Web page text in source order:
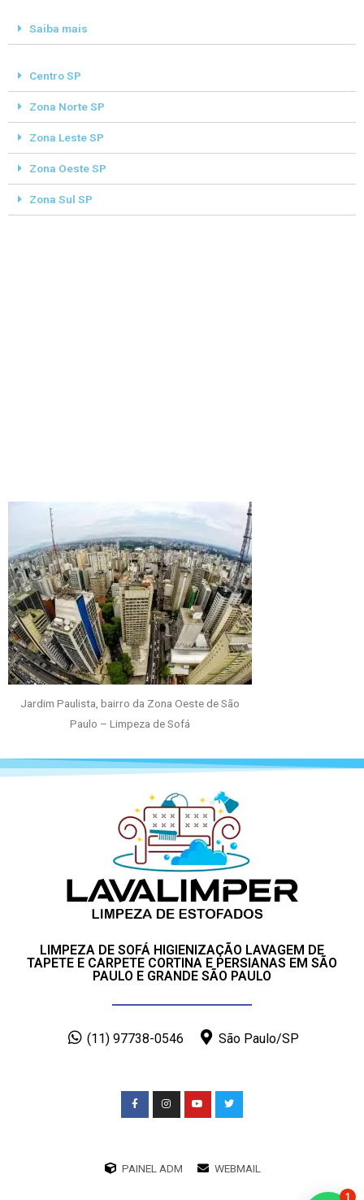
Saiba mais
Centro SP
Zona Norte SP
Zona Leste SP
Zona Oeste SP
Zona Sul SP
Jardim Paulista, bairro da Zona Oeste de São
Paulo – Limpeza de Sofá
LIMPEZA DE SOFÁ HIGIENIZAÇÃO LAVAGEM DE
TAPETE E CARPETE CORTINA E PERSIANAS EM SÃO
PAULO E GRANDE SÃO PAULO
(11) 97738-0546 São Paulo/SP
PAINEL ADM WEBMAIL
1